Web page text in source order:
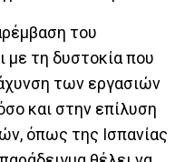
του
με τη δυστοκία που
των εργασιών
και στην επίλυση
όπως της Ισπανίας